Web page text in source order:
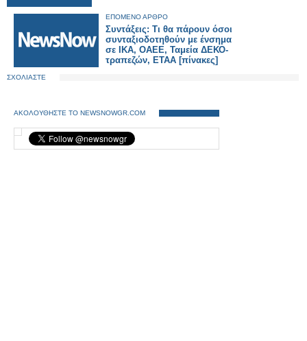
ΕΠΟΜΕΝΟ ΑΡΘΡΟ
Συντάξεις: Τι θα πάρουν όσοι
συνταξιοδοτηθούν με ένσημα
σε ΙΚΑ, ΟΑΕΕ, Ταμεία ΔΕΚΟ-
τραπεζών, ΕΤΑΑ [πίνακες]
ΣΧΟΛΙΑΣΤΕ
ΑΚΟΛΟΥΘΗΣΤΕ ΤΟ NEWSNOWGR.COM